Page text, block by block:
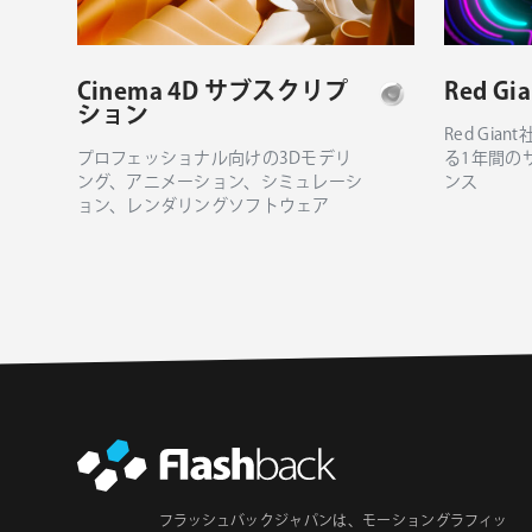
Cinema 4D サブスクリプ
ション
プロフェッショナル向けの3Dモデリ
ング、アニメーション、シミュレーシ
ョン、レンダリングソフトウェア
Red
Red Giant
る1年間の
ンス
フラッシュバックジャパンは、モーショングラフィッ